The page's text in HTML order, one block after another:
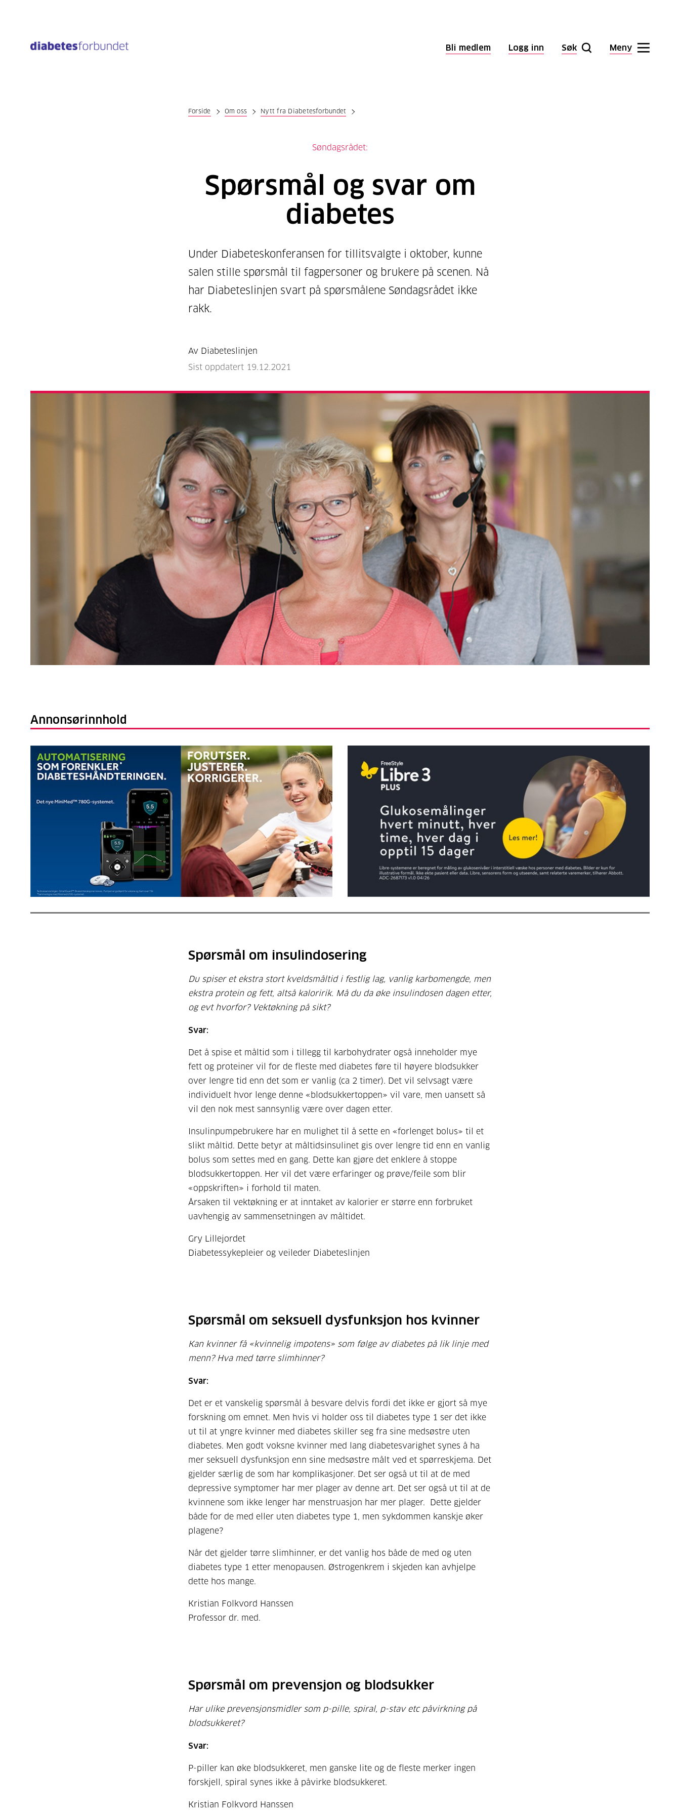
Bli medlem Logg inn Søk Meny
Forside Om oss Nytt fra Diabetesforbundet
Søndagsrådet:
Spørsmål og svar om
diabetes
Under Diabeteskonferansen for tillitsvalgte i oktober, kunne
salen stille spørsmål til fagpersoner og brukere på scenen. Nå
har Diabeteslinjen svart på spørsmålene Søndagsrådet ikke
rakk.
Av Diabeteslinjen
Sist oppdatert 19.12.2021
Annonsørinnhold
Spørsmål om insulindosering
Du spiser et ekstra stort kveldsmåltid i festlig lag, vanlig karbomengde, men
ekstra protein og fett, altså kaloririk. Må du da øke insulindosen dagen etter,
og evt hvorfor? Vektøkning på sikt?
Svar:
Det å spise et måltid som i tillegg til karbohydrater også inneholder mye
fett og proteiner vil for de fleste med diabetes føre til høyere blodsukker
over lengre tid enn det som er vanlig (ca 2 timer). Det vil selvsagt være
individuelt hvor lenge denne «blodsukkertoppen» vil vare, men uansett så
vil den nok mest sannsynlig være over dagen etter.
Insulinpumpebrukere har en mulighet til å sette en «forlenget bolus» til et
slikt måltid. Dette betyr at måltidsinsulinet gis over lengre tid enn en vanlig
bolus som settes med en gang. Dette kan gjøre det enklere å stoppe
blodsukkertoppen. Her vil det være erfaringer og prøve/feile som blir
«oppskriften» i forhold til maten.
Årsaken til vektøkning er at inntaket av kalorier er større enn forbruket
uavhengig av sammensetningen av måltidet.
Gry Lillejordet
Diabetessykepleier og veileder Diabeteslinjen
Spørsmål om seksuell dysfunksjon hos kvinner
Kan kvinner få «kvinnelig impotens» som følge av diabetes på lik linje med
menn? Hva med tørre slimhinner?
Svar:
Det er et vanskelig spørsmål å besvare delvis fordi det ikke er gjort så mye
forskning om emnet. Men hvis vi holder oss til diabetes type 1 ser det ikke
ut til at yngre kvinner med diabetes skiller seg fra sine medsøstre uten
diabetes. Men godt voksne kvinner med lang diabetesvarighet synes å ha
mer seksuell dysfunksjon enn sine medsøstre målt ved et spørreskjema. Det
gjelder særlig de som har komplikasjoner. Det ser også ut til at de med
depressive symptomer har mer plager av denne art. Det ser også ut til at de
kvinnene som ikke lenger har menstruasjon har mer plager. Dette gjelder
både for de med eller uten diabetes type 1, men sykdommen kanskje øker
plagene?
Når det gjelder tørre slimhinner, er det vanlig hos både de med og uten
diabetes type 1 etter menopausen. Østrogenkrem i skjeden kan avhjelpe
dette hos mange.
Kristian Folkvord Hanssen
Professor dr. med.
Spørsmål om prevensjon og blodsukker
Har ulike prevensjonsmidler som p-pille, spiral, p-stav etc påvirkning på
blodsukkeret?
Svar:
P-piller kan øke blodsukkeret, men ganske lite og de fleste merker ingen
forskjell, spiral synes ikke å påvirke blodsukkeret.
Kristian Folkvord Hanssen